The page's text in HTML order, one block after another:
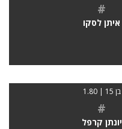
#
איתן לסקו
בן 15 | 1.80
#
יונתן קרפל